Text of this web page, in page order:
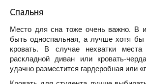
Спальня
Место для сна тоже очень важно. В
быть односпальная, а лучше хотя бы
кровать. В случае нехватки места
раскладной диван или кровать-
удачно разместится гардеробная или